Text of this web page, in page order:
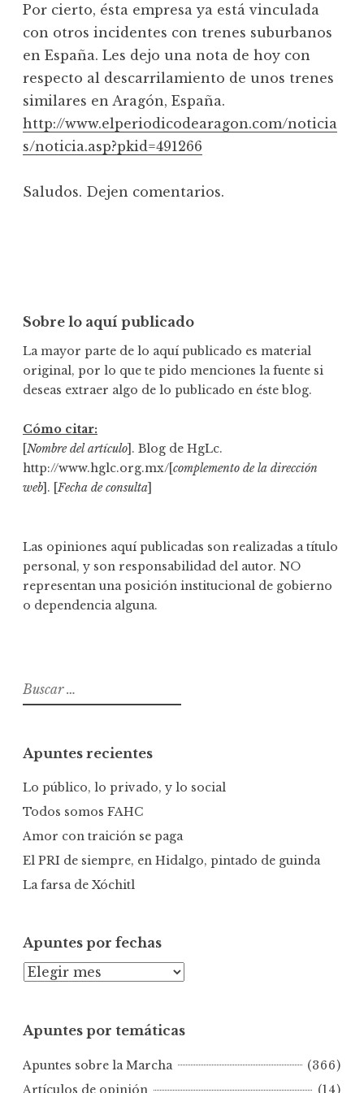
Por cierto, ésta empresa ya está vinculada
con otros incidentes con trenes suburbanos
en España. Les dejo una nota de hoy con
respecto al descarrilamiento de unos trenes
similares en Aragón, España.
http://www.elperiodicodearagon.com/noticia
s/noticia.asp?pkid=491266
Saludos. Dejen comentarios.
Sobre lo aquí publicado
La mayor parte de lo aquí publicado es material
original, por lo que te pido menciones la fuente si
deseas extraer algo de lo publicado en éste blog.
Cómo citar:
[Nombre del artículo]. Blog de HgLc.
http://www.hglc.org.mx/[complemento de la dirección
web]. [Fecha de consulta]
Las opiniones aquí publicadas son realizadas a título
personal, y son responsabilidad del autor. NO
representan una posición institucional de gobierno
o dependencia alguna.
B
u
a
r
Apuntes recientes
Lo público, lo privado, y lo social
Todos somos FAHC
Amor con traición se paga
El PRI de siempre, en Hidalgo, pintado de guinda
La farsa de Xóchitl
Apuntes por fechas
A
n
e
s
Apuntes por temáticas
Apuntes sobre la Marcha
(366)
Artículos de opinión
(14)